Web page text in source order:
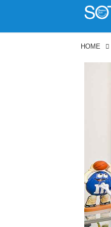
HOME